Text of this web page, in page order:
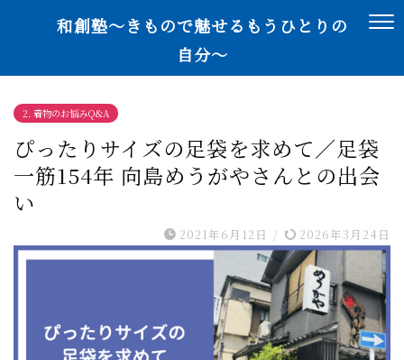
和創塾〜きもので魅せるもうひとりの
自分〜
2. 着物のお悩みQ&A
ぴったりサイズの足袋を求めて／足袋
一筋154年 向島めうがやさんとの出会
い
2021年6月12日 / 2026年3月24日